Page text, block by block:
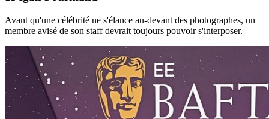
Avant qu'une célébrité ne s'élance au-devant des photographes, un
membre avisé de son staff devrait toujours pouvoir s'interposer.